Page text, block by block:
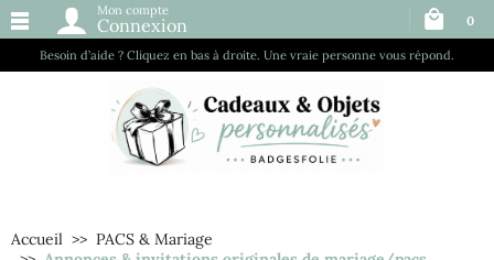
Besoin d’aide ? Cliquez en bas à droite. Une vraie personne vous répond.
Mon compte
Connexion 0
Accueil
PACS & Mariage